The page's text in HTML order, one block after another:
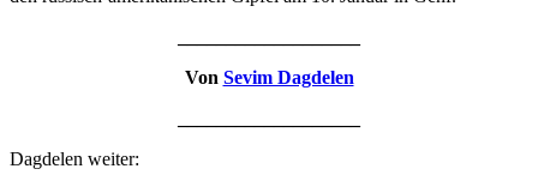
Von Sevim Dagdelen
Dagdelen weiter: